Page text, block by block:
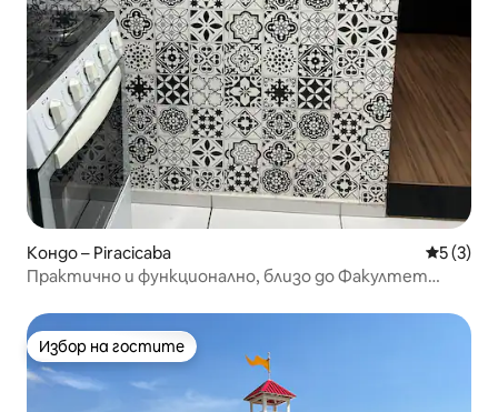
Кондо – Piracicaba Средна
5 (3)
Практично и функционално, близо до Факултет
Избор на гостите
Избор на гостите